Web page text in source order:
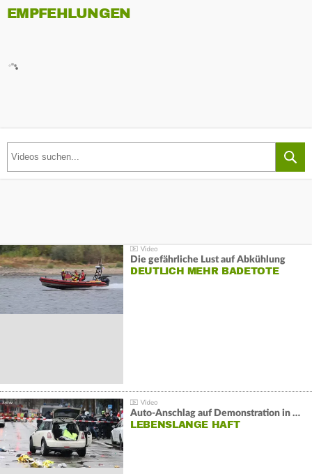
EMPFEHLUNGEN
Die gefährliche Lust auf Abkühlung
DEUTLICH MEHR BADETOTE
Auto-Anschlag auf Demonstration in München:
LEBENSLANGE HAFT